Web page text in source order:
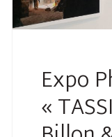
Expo
«